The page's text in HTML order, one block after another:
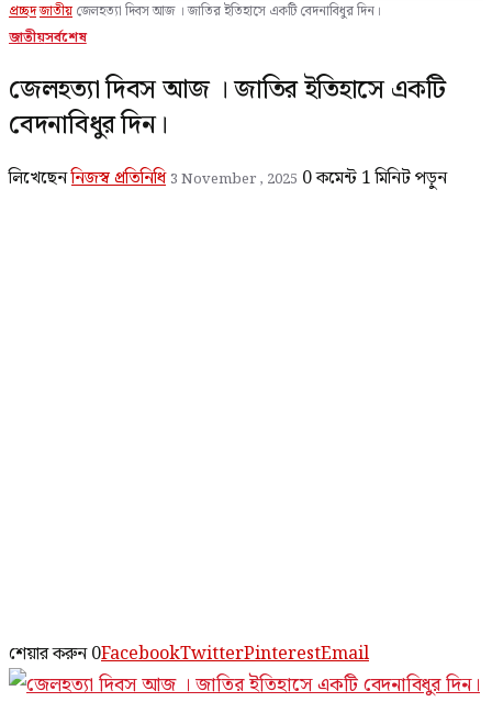
প্রচ্ছদজাতীয় জেলহত্যা দিবস আজ । জাতির ইতিহাসে একটি বেদনাবিধুর দিন।
জাতীয়সর্বশেষ
জেলহত্যা দিবস আজ । জাতির ইতিহাসে একটি
বেদনাবিধুর দিন।
লিখেছেননিজস্ব প্রতিনিধি 3 November , 2025 0 কমেন্ট 1 মিনিট পড়ুন
শেয়ার করুন 0FacebookTwitterPinterestEmail